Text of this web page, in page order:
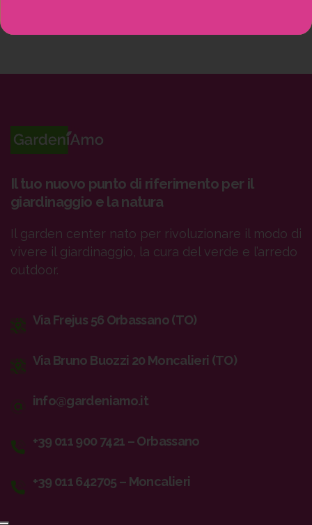
Il tuo nuovo punto di riferimento per il
giardinaggio e la natura
Il garden center nato per rivoluzionare il modo di
vivere il giardinaggio, la cura del verde e l’arredo
outdoor.
Via Frejus 56 Orbassano (TO)
Via Bruno Buozzi 20 Moncalieri (TO)
info@gardeniamo.it
+39 011 900 7421 – Orbassano
+39 011 642705 – Moncalieri